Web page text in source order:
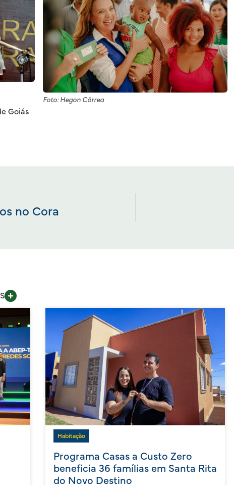
Foto: Hegon Côrrea
Goiás
no Cora
Habitação
Programa Casas a Custo Zero
beneficia 36 famílias em Santa Rita
do Novo Destino